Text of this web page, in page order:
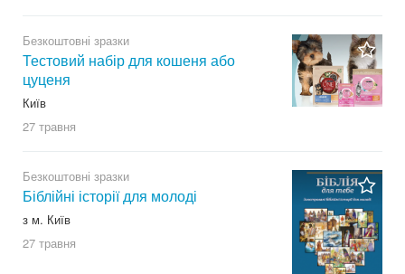
Безкоштовні зразки
Тестовий набір для кошеня або
цуценя
Київ
27 травня
Безкоштовні зразки
Біблійні історії для молоді
з м. Київ
27 травня